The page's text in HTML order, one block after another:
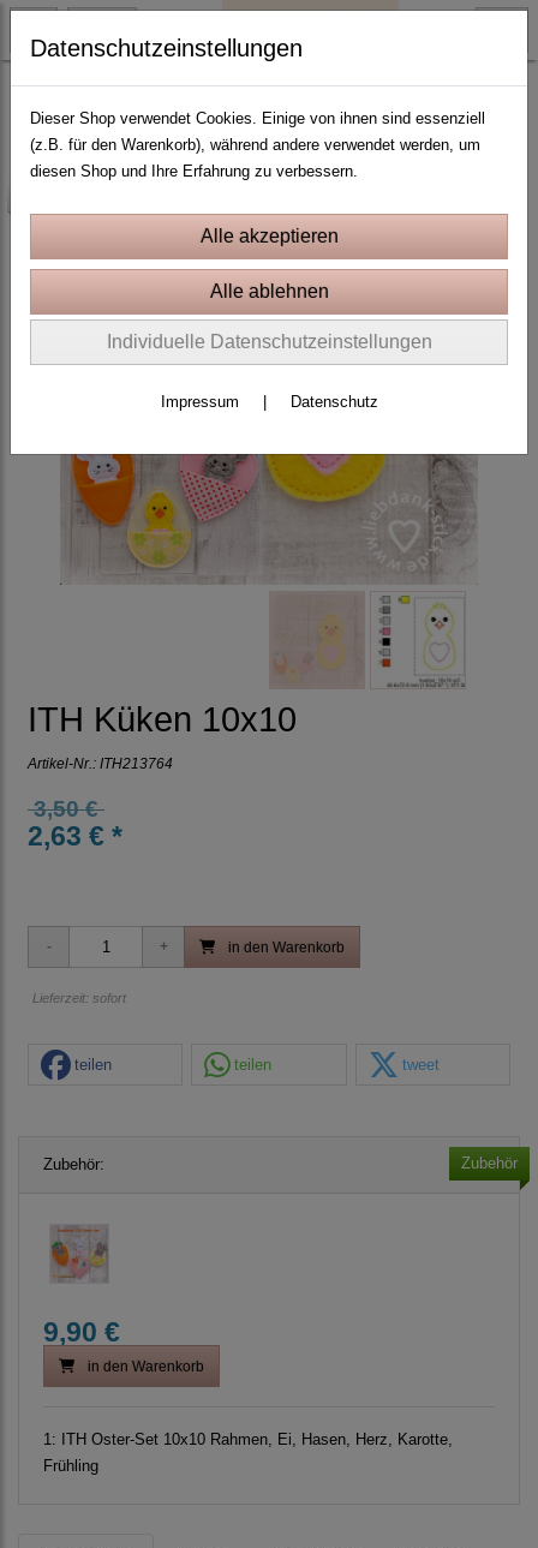
Ostern und Frühling
ITH Küken 10x10
Artikel-Nr.: ITH213764
3,50 €
2,63 € *
in den Warenkorb
Lieferzeit: sofort
teilen teilen tweet
Zubehör: Zubehör
9,90 €
in den Warenkorb
1: ITH Oster-Set 10x10 Rahmen, Ei, Hasen, Herz, Karotte,
Frühling
Datenschutzeinstellungen
Dieser Shop verwendet Cookies. Einige von ihnen sind essenziell
(z.B. für den Warenkorb), während andere verwendet werden, um
diesen Shop und Ihre Erfahrung zu verbessern.
Individuelle Datenschutzeinstellungen
Impressum Datenschutz